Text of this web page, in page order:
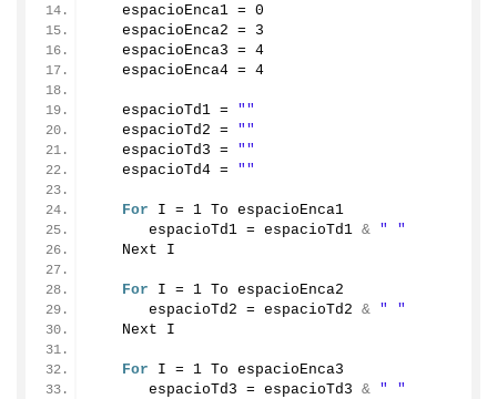
   espacioEnca1 =
0
   espacioEnca2 =
3
   espacioEnca3 =
4
   espacioEnca4 =
4
   espacioTd1 =
""
   espacioTd2 =
""
   espacioTd3 =
""
   espacioTd4 =
""
For I = 1 To espacioEnca1
      espacioTd1 = espacioTd1
& " "
   Next I
For I = 1 To espacioEnca2
      espacioTd2 = espacioTd2
& " "
   Next I
For I = 1 To espacioEnca3
      espacioTd3 = espacioTd3
& " "